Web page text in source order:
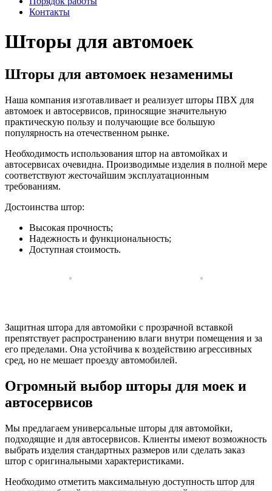
Контакты
Шторы для автомоек
Шторы для автомоек незаменимы
Наша компания изготавливает и реализует шторы ПВХ для
автомоек и автосервисов, приносящие значительную
практическую пользу и получающие все большую
популярность на отечественном рынке.
Необходимость использования штор на автомойках и
автосервисах очевидна. Производимые изделия в полной мере
соответствуют жесточайшим эксплуатационным
требованиям.
Достоинства штор:
Высокая прочность;
Надежность и функциональность;
Доступная стоимость.
Защитная штора для автомойки с прозрачной вставкой
препятствует распространению влаги внутри помещения и за
его пределами. Она устойчива к воздействию агрессивных
сред, но не мешает проезду автомобилей.
Огромный выбор шторы для моек и
автосервисов
Мы предлагаем универсальные шторы для автомойки,
подходящие и для автосервисов. Клиенты имеют возможность
выбрать изделия стандартных размеров или сделать заказ
штор с оригинальными характеристиками.
Необходимо отметить максимальную доступность штор для